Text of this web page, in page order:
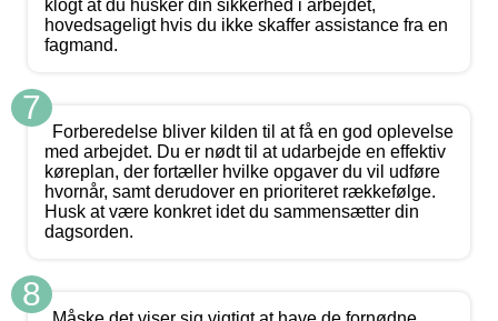
klogt at du husker din sikkerhed i arbejdet,
hovedsageligt hvis du ikke skaffer assistance fra en
fagmand.
7
Forberedelse bliver kilden til at få en god oplevelse
med arbejdet. Du er nødt til at udarbejde en effektiv
køreplan, der fortæller hvilke opgaver du vil udføre
hvornår, samt derudover en prioriteret rækkefølge.
Husk at være konkret idet du sammensætter din
dagsorden.
8